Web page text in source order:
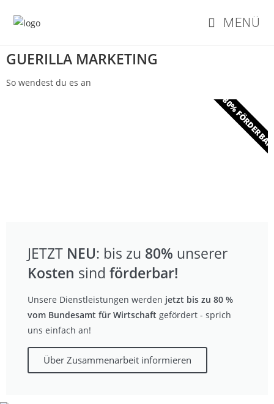
MENÜ
GUERILLA MARKETING
So wendest du es an
JETZT NEU: bis zu 80% unserer
Kosten sind förderbar!
Unsere Dienstleistungen werden jetzt bis zu 80 %
vom Bundesamt für Wirtschaft gefördert - sprich
uns einfach an!
Über Zusammenarbeit informieren
- 80%